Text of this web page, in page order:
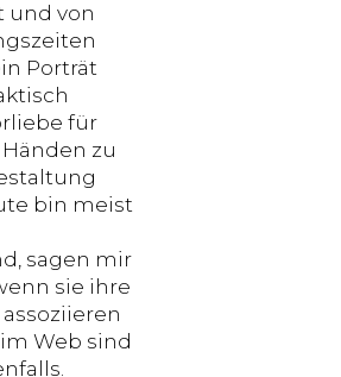
und von
Porträt
für
zu
bin meist
sagen mir
sie ihre
Web sind